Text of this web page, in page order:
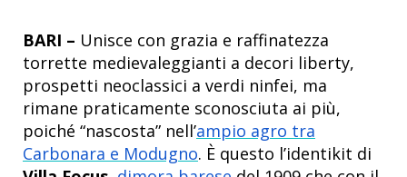
BARI – Unisce con grazia e raffinatezza
torrette medievaleggianti a decori liberty,
prospetti neoclassici a verdi ninfei, ma
rimane praticamente sconosciuta ai più,
poiché “nascosta” nell’ampio agro tra
Carbonara e Modugno. È questo l’identikit di